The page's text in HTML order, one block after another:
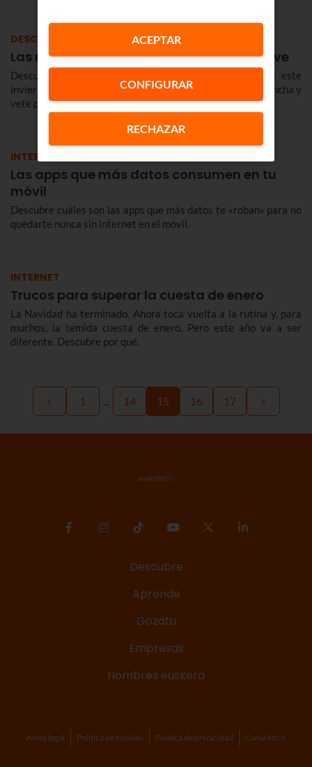
DESCUBRE
Las mejores Apps para disfrutar de la nieve
Descubre las mejores Apps para disfrutar esquiando este
invierno y sácale todo el partido a tus viajes a la nieve. ¡Pincha y
vete preparado a la montaña!
INTERNET
Las apps que más datos consumen en tu
móvil
Descubre cuáles son las apps que más datos te «roban» para no
quedarte nunca sin internet en el móvil.
INTERNET
Trucos para superar la cuesta de enero
La Navidad ha terminado. Ahora toca vuelta a la rutina y, para
muchos, la temida cuesta de enero. Pero este año va a ser
diferente. Descubre por qué.
< 1 ... 14 15 16 17 >
Descubre
Aprende
Gozatu
Empresas
Nombres euskera
Aviso legal Política de cookies Política de privacidad Canal ético
CONFIGURAR
RECHAZAR
ACEPTAR